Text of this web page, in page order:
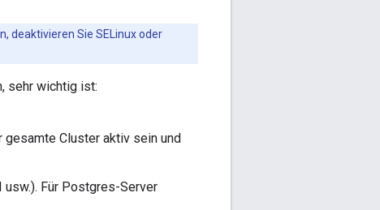
deaktivieren Sie SELinux oder
sehr wichtig ist:
gesamte Cluster aktiv sein und
usw.). Für Postgres-Server